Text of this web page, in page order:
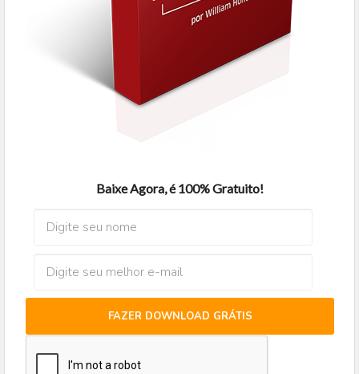
Baixe Agora, é 100% Gratuito!
FAZER DOWNLOAD GRÁTIS